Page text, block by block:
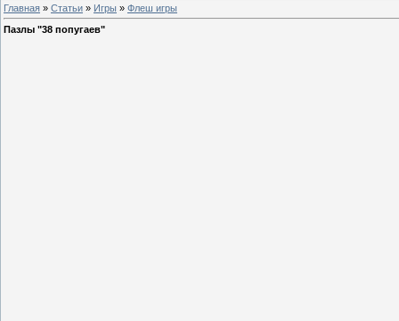
Главная » Статьи » Игры » Флеш игры
Пазлы "38 попугаев"